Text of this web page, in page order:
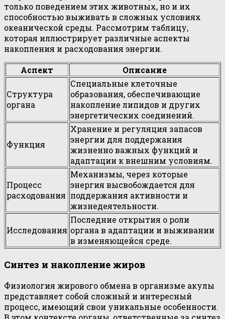
только поведением этих животных, но и их
способностью выживать в сложных условиях
океанической среды. Рассмотрим таблицу,
которая иллюстрирует различные аспекты
накопления и расходования энергии.
Аспект
Описание
Структура
органа
Специальные клеточные
образования, обеспечивающие
накопление липидов и других
энергетических соединений.
Функция
Хранение и регуляция запасов
энергии для поддержания
жизненно важных функций и
адаптации к внешним условиям.
Процесс
расходования
Механизмы, через которые
энергия высвобождается для
поддержания активности и
жизнедеятельности.
Исследования
Последние открытия о роли
органа в адаптации и выживании
в изменяющейся среде.
Синтез и накопление жиров
Физиология жирового обмена в организме акулы
представляет собой сложный и интересный
процесс, имеющий свои уникальные особенности.